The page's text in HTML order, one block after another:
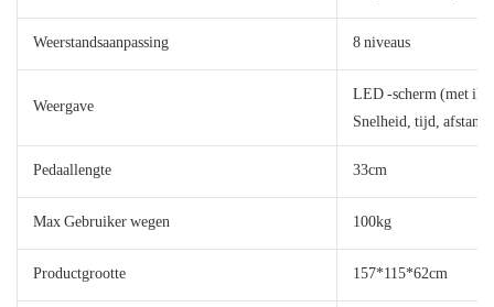
Weerstandsaanpassing 8 niveaus
Weergave
LED -scherm (met
Snelheid, tijd,
Pedaallengte 33cm
Max Gebruiker wegen 100kg
Productgrootte 157*115*62cm